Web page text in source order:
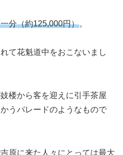
分（約125,000円）。
て花魁道中をおこないまし
楼から客を迎えに引手茶屋
うパレードのようなもので
原に来た人々にとっては最大